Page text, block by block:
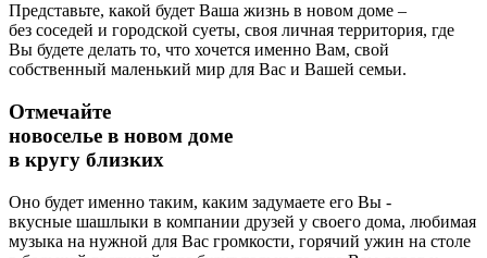
Представьте, какой будет Ваша жизнь в новом доме –
без соседей и городской суеты, своя личная территория, где
Вы будете делать то, что хочется именно Вам, свой
собственный маленький мир для Вас и Вашей семьи.
Отмечайте
новоселье в новом доме
в кругу близких
Оно будет именно таким, каким задумаете его Вы -
вкусные шашлыки в компании друзей у своего дома, любимая
музыка на нужной для Вас громкости, горячий ужин на столе